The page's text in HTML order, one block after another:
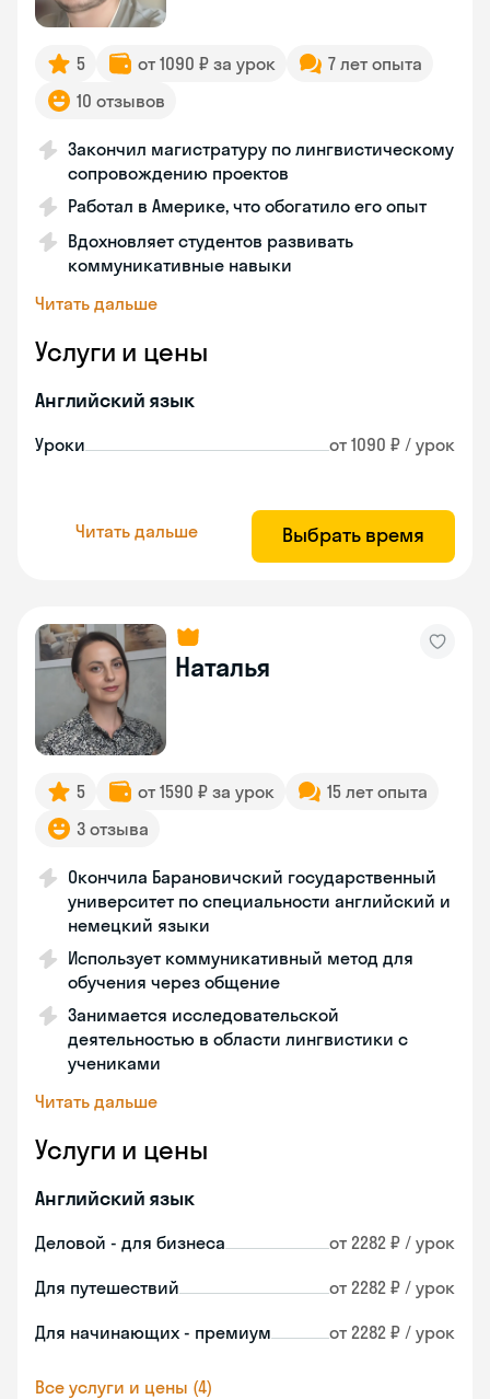
5 от 1090 ₽ за урок
7 лет опыта
10 отзывов
Закончил магистратуру по лингвистическому
сопровождению проектов
Работал в Америке, что обогатило его опыт
Вдохновляет студентов развивать
коммуникативные навыки
Читать дальше
Услуги и цены
Английский язык
Уроки от 1090 ₽ / урок
Читать дальше Выбрать время
Наталья
5 от 1590 ₽ за урок
15 лет опыта
3 отзыва
Окончила Барановичский государственный
университет по специальности английский и
немецкий языки
Использует коммуникативный метод для
обучения через общение
Занимается исследовательской
деятельностью в области лингвистики с
учениками
Читать дальше
Услуги и цены
Английский язык
Деловой - для бизнеса от 2282 ₽ / урок
Для путешествий от 2282 ₽ / урок
Для начинающих - премиум от 2282 ₽ / урок
Все услуги и цены (4)